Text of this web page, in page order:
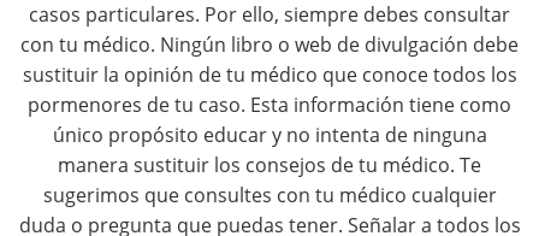
a
casos particulares. Por ello, siempre debes consultar
con tu médico. Ningún libro o web de divulgación debe
sustituir la opinión de tu médico que conoce todos los
pormenores de tu caso. Esta información tiene como
único propósito educar y no intenta de ninguna
manera sustituir los consejos de tu médico. Te
sugerimos que consultes con tu médico cualquier
duda o pregunta que puedas tener. Señalar a todos los